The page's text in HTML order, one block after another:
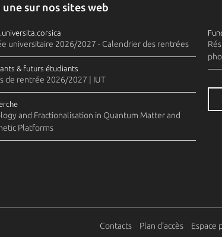
une sur nos sites web
universitaire 2026/2027 - Calendrier des rentrées
& futurs étudiants
de rentrée 2026/2027 | IUT
and Fractionalisation in Quantum Matter and
Platforms
Contacts Plan d'accès Espace